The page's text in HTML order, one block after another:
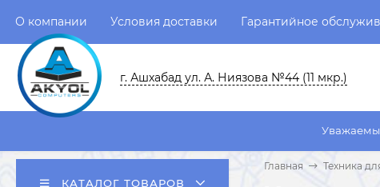
О компании Условия доставки Гарантийное
г. Ашхабад ул. А. Ниязова №44 (11 мкр.)
Уважаемые
КАТАЛОГ ТОВАРОВ
Главная Техника